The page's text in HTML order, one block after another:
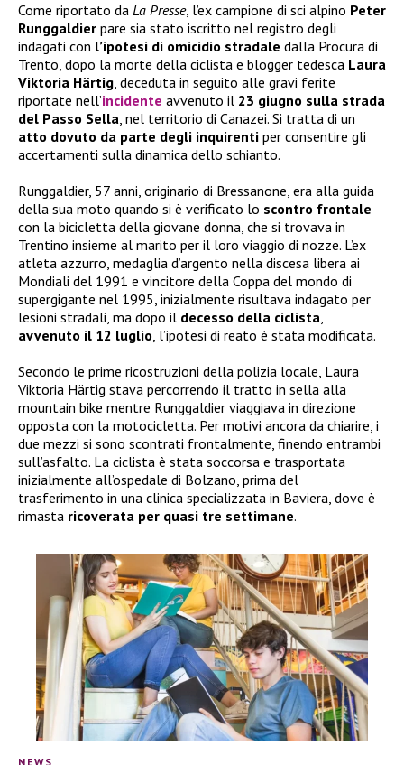
Come riportato da La Presse, l’ex campione di sci alpino Peter
Runggaldier pare sia stato iscritto nel registro degli
indagati con l’ipotesi di omicidio stradale dalla Procura di
Trento, dopo la morte della ciclista e blogger tedesca Laura
Viktoria Härtig, deceduta in seguito alle gravi ferite
riportate nell’incidente avvenuto il 23 giugno sulla strada
del Passo Sella, nel territorio di Canazei. Si tratta di un
atto dovuto da parte degli inquirenti per consentire gli
accertamenti sulla dinamica dello schianto.
Runggaldier, 57 anni, originario di Bressanone, era alla guida
della sua moto quando si è verificato lo scontro frontale
con la bicicletta della giovane donna, che si trovava in
Trentino insieme al marito per il loro viaggio di nozze. L’ex
atleta azzurro, medaglia d’argento nella discesa libera ai
Mondiali del 1991 e vincitore della Coppa del mondo di
supergigante nel 1995, inizialmente risultava indagato per
lesioni stradali, ma dopo il decesso della ciclista,
avvenuto il 12 luglio, l’ipotesi di reato è stata modificata.
Secondo le prime ricostruzioni della polizia locale, Laura
Viktoria Härtig stava percorrendo il tratto in sella alla
mountain bike mentre Runggaldier viaggiava in direzione
opposta con la motocicletta. Per motivi ancora da chiarire, i
due mezzi si sono scontrati frontalmente, finendo entrambi
sull’asfalto. La ciclista è stata soccorsa e trasportata
inizialmente all’ospedale di Bolzano, prima del
trasferimento in una clinica specializzata in Baviera, dove è
rimasta ricoverata per quasi tre settimane.
NEWS